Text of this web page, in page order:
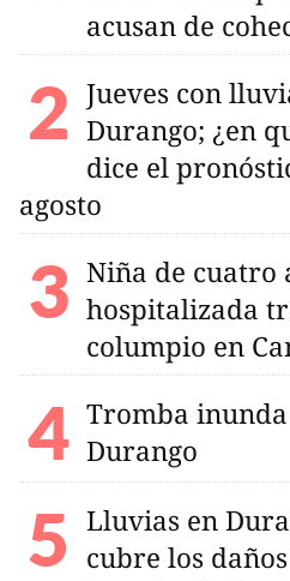
acusan de
Jueves con
Durango; ¿en
dice el
agosto
Niña de cuatro
hospitalizada
columpio en
Tromba
Durango
Lluvias en
cubre los